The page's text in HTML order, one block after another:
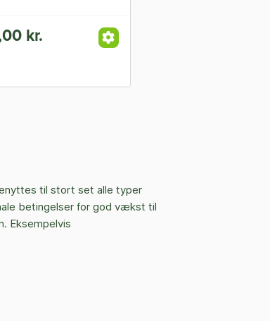
kr.
til stort set alle typer
betingelser for god vækst til
Eksempelvis